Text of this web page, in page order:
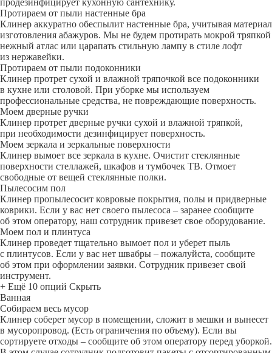
продезинфицирует кухонную сантехнику.
Протираем от пыли настенные бра
Клинер аккуратно обеспылит настенные бра, учитывая материал
изготовления абажуров. Мы не будем протирать мокрой тряпкой
нежный атлас или царапать стильную лампу в стиле лофт
из нержавейки.
Протираем от пыли подоконники
Клинер протрет сухой и влажной тряпочкой все подоконники
в кухне или столовой. При уборке мы используем
профессиональные средства, не повреждающие поверхность.
Моем дверные ручки
Клинер протрет дверные ручки сухой и влажной тряпкой,
при необходимости дезинфицирует поверхность.
Моем зеркала и зеркальные поверхности
Клинер вымоет все зеркала в кухне. Очистит стеклянные
поверхности стеллажей, шкафов и тумбочек ТВ. Отмоет
свободные от вещей стеклянные полки.
Пылесосим пол
Клинер пропылесосит ковровые покрытия, полы и придверные
коврики. Если у вас нет своего пылесоса – заранее сообщите
об этом оператору, наш сотрудник привезет свое оборудование.
Моем пол и плинтуса
Клинер проведет тщательно вымоет пол и уберет пыль
с плинтусов. Если у вас нет швабры – пожалуйста, сообщите
об этом при оформлении заявки. Сотрудник привезет свой
инструмент.
+ Ещё 10 опций Скрыть
Ванная
Собираем весь мусор
Клинер соберет мусор в помещении, сложит в мешки и вынесет
в мусоропровод. (Есть ограничения по объему). Если вы
сортируете отходы – сообщите об этом оператору перед уборкой.